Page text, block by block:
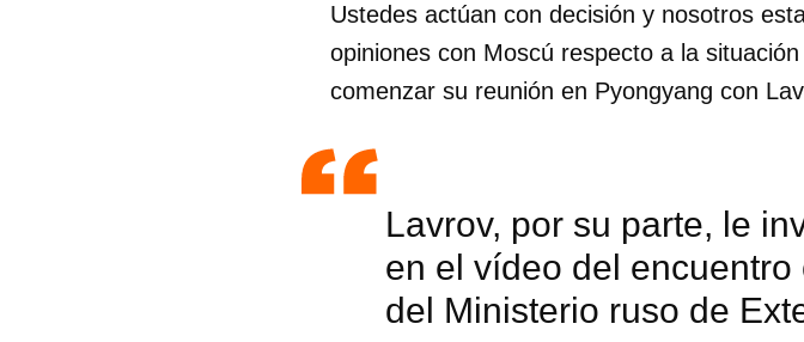
Ustedes actúan con decisión y nosotros
opiniones con Moscú respecto a la
comenzar su reunión en Pyongyang con
Lavrov, por su parte, le
en el vídeo del
del Ministerio ruso de